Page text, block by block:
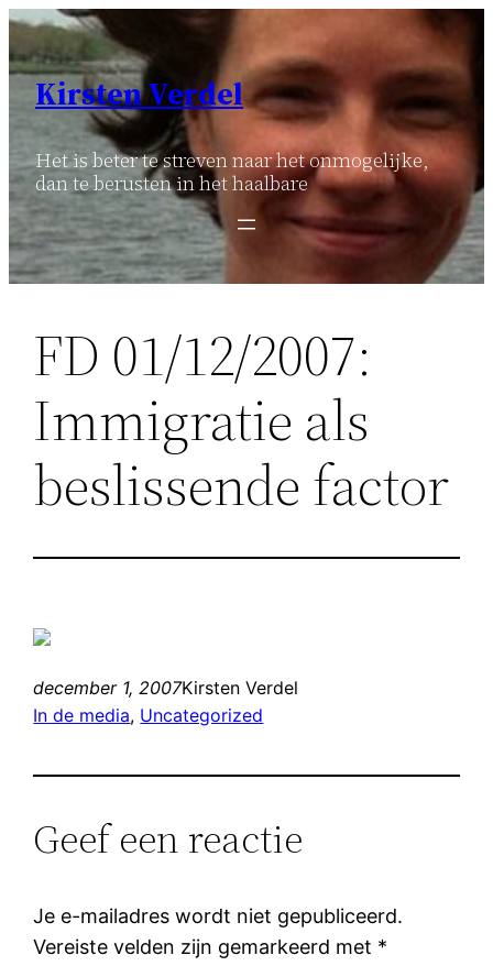
Ga
naar
inhoud
Kirsten Verdel
Het is beter te streven naar het onmogelijke,
dan te berusten in het haalbare
FD 01/12/2007:
Immigratie als
beslissende factor
december 1, 2007Kirsten Verdel
In de media, Uncategorized
Geef een reactie
Je e-mailadres wordt niet gepubliceerd.
Vereiste velden zijn gemarkeerd met *